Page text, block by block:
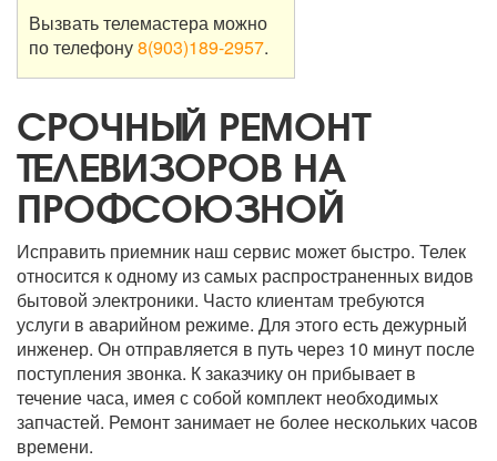
Вызвать телемастера можно
по телефону8(903)189-2957.
СРОЧНЫЙ РЕМОНТ
ТЕЛЕВИЗОРОВ НА
ПРОФСОЮЗНОЙ
Исправить приемник наш сервис может быстро. Телек
относится к одному из самых распространенных видов
бытовой электроники. Часто клиентам требуются
услуги в аварийном режиме. Для этого есть дежурный
инженер. Он отправляется в путь через 10 минут после
поступления звонка. К заказчику он прибывает в
течение часа, имея с собой комплект необходимых
запчастей. Ремонт занимает не более нескольких часов
времени.